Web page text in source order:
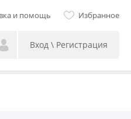
и помощь Избранное
Вход \ Регистрация